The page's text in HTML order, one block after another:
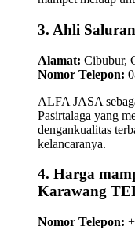
3. Ahli
Alamat: Cibubur,
Nomor Telepon:
ALFA JASA
Pasirtalaga yang
dengankualitas
kelancaranya.
4. Harga
Karawang
Nomor Telepon: